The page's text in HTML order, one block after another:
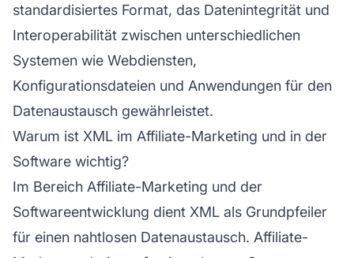
standardisiertes Format, das Datenintegrität und
Interoperabilität zwischen unterschiedlichen
Systemen wie Webdiensten,
Konfigurationsdateien und Anwendungen für den
Datenaustausch gewährleistet.
Warum ist XML im Affiliate-Marketing und in der
Software wichtig?
Im Bereich Affiliate-Marketing und der
Softwareentwicklung dient XML als Grundpfeiler
für einen nahtlosen Datenaustausch. Affiliate-